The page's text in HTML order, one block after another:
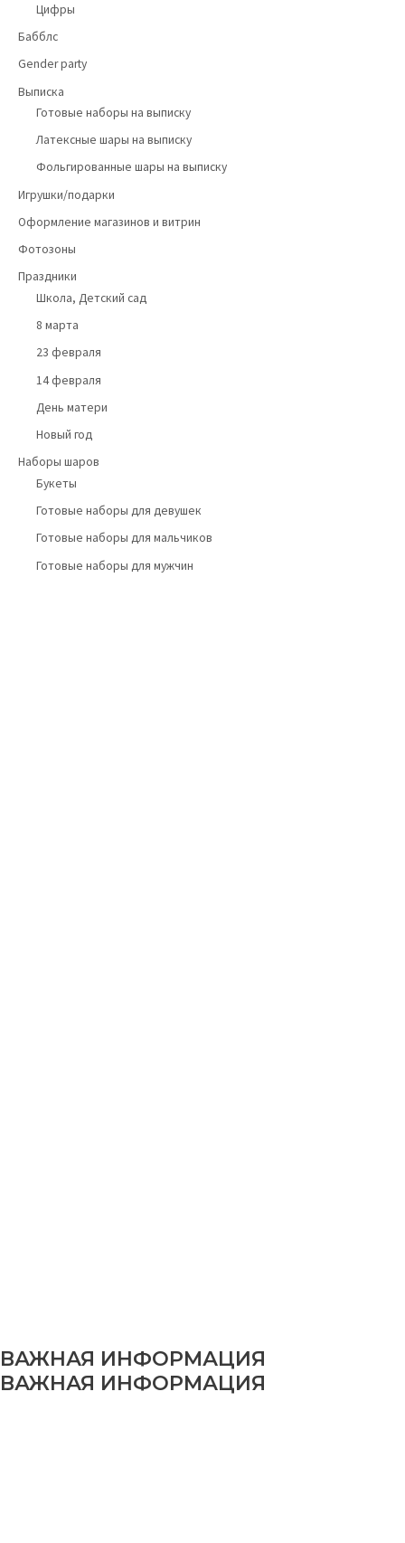
Цифры
Бабблс
Gender party
Выписка
Готовые наборы на выписку
Латексные шары на выписку
Фольгированные шары на выписку
Игрушки/подарки
Оформление магазинов и витрин
Фотозоны
Праздники
Школа, Детский сад
8 марта
23 февраля
14 февраля
День матери
Новый год
Наборы шаров
Букеты
Готовые наборы для девушек
Готовые наборы для мальчиков
Готовые наборы для мужчин
ВАЖНАЯ ИНФОРМАЦИЯ
ВАЖНАЯ ИНФОРМАЦИЯ